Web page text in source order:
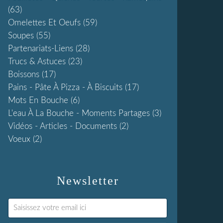
Newsletter
(63)
Omelettes Et Oeufs (59)
Soupes (55)
Partenariats-Liens (28)
Trucs & Astuces (23)
Boissons (17)
Pains - Pâte À Pizza - À Biscuits (17)
Mots En Bouche (6)
L'eau À La Bouche - Moments Partages (3)
Vidéos - Articles - Documents (2)
Voeux (2)